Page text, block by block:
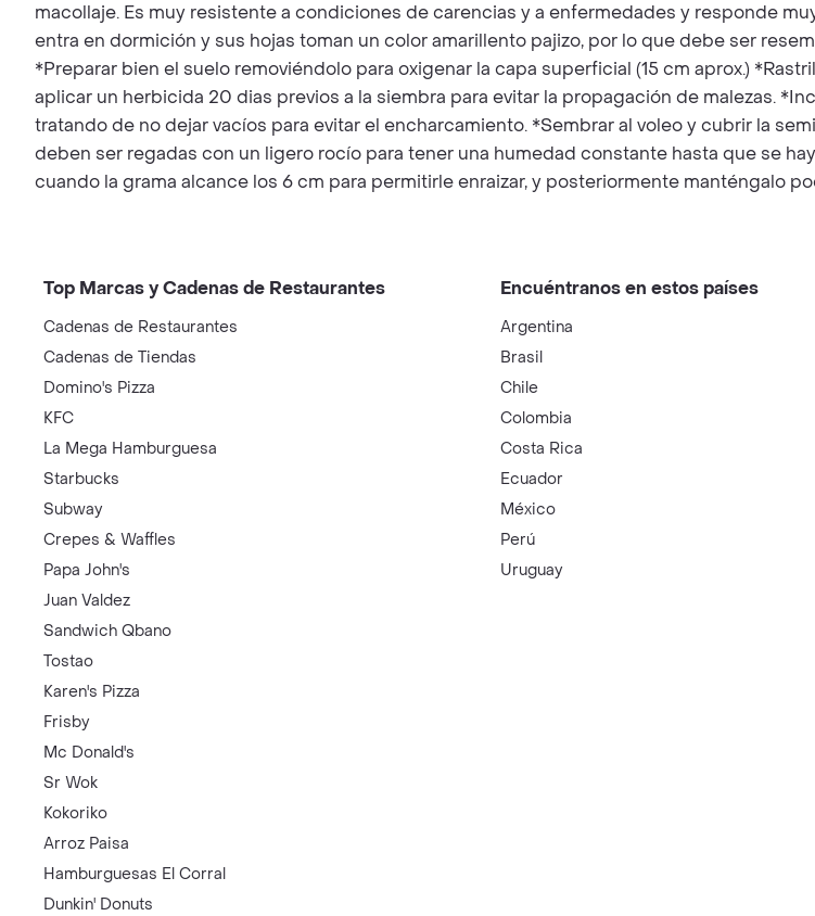
macollaje. Es muy resistente a condiciones de carencias y a enfermedades y responde
entra en dormición y sus hojas toman un color amarillento pajizo, por lo que debe ser
*Preparar bien el suelo removiéndolo para oxigenar la capa superficial (15 cm aprox.)
aplicar un herbicida 20 dias previos a la siembra para evitar la propagación de malezas.
tratando de no dejar vacíos para evitar el encharcamiento. *Sembrar al voleo y cubrir la
deben ser regadas con un ligero rocío para tener una humedad constante hasta que se
cuando la grama alcance los 6 cm para permitirle enraizar, y posteriormente manténgalo
Top Marcas y Cadenas de Restaurantes
Cadenas de Restaurantes
Cadenas de Tiendas
Domino's Pizza
KFC
La Mega Hamburguesa
Starbucks
Subway
Crepes & Waffles
Papa John's
Juan Valdez
Sandwich Qbano
Tostao
Karen's Pizza
Frisby
Mc Donald's
Sr Wok
Kokoriko
Arroz Paisa
Hamburguesas El Corral
Dunkin' Donuts
Encuéntranos en estos países
Argentina
Brasil
Chile
Colombia
Costa Rica
Ecuador
México
Perú
Uruguay